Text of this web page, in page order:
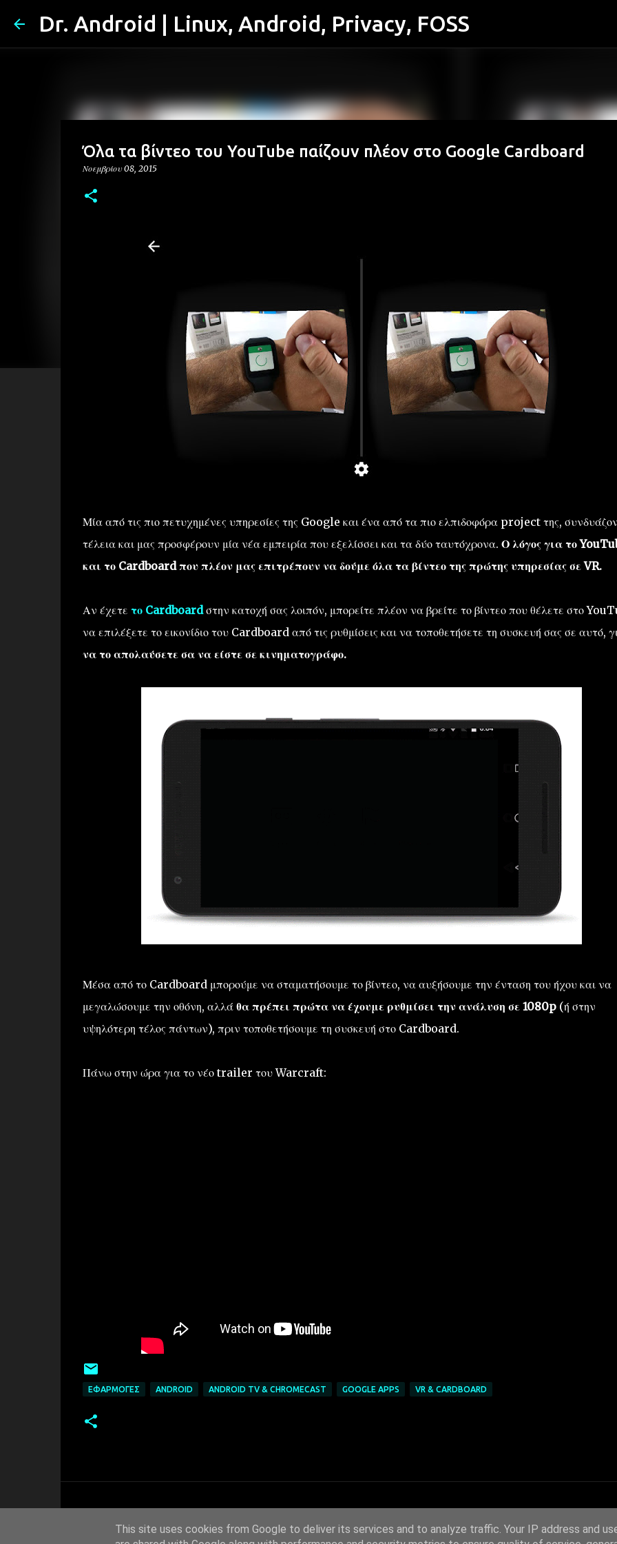
Μετάβαση στο κύριο περιεχόμενο
Dr. Android | Linux, Android, Privacy, FOSS
Όλα τα βίντεο του YouTube παίζουν πλέον στο Google Cardboard
Νοεμβρίου 08, 2015
Μία από τις πιο πετυχημένες υπηρεσίες της Google και ένα από τα πιο ελπιδοφόρα project της,
τέλεια και μας προσφέρουν μία νέα εμπειρία που εξελίσσει και τα δύο ταυτόχρονα. Ο λόγος για το
και το Cardboard που πλέον μας επιτρέπουν να δούμε όλα τα βίντεο της πρώτης υπηρεσίας σε VR.
Αν έχετε το Cardboardστην κατοχή σας λοιπόν, μπορείτε πλέον να βρείτε το βίντεο που θέλετε στο
να επιλέξετε το εικονίδιο του Cardboard από τις ρυθμίσεις και να τοποθετήσετε τη συσκευή σας σε αυτό,
να το απολαύσετε σα να είστε σε κινηματογράφο.
Μέσα από το Cardboard μπορούμε να σταματήσουμε το βίντεο, να αυξήσουμε την ένταση του ήχου και να
μεγαλώσουμε την οθόνη, αλλά θα πρέπει πρώτα να έχουμε ρυθμίσει την ανάλυση σε 1080p (ή στην
υψηλότερη τέλος πάντων), πριν τοποθετήσουμε τη συσκευή στο Cardboard.
Πάνω στην ώρα για το νέο trailer του Warcraft:
ΕΦΑΡΜΟΓΈΣ ANDROID ANDROID TV & CHROMECAST GOOGLE APPS VR & CARDBOARD
This site uses cookies from Google to deliver its services and to analyze traffic. Your IP address and